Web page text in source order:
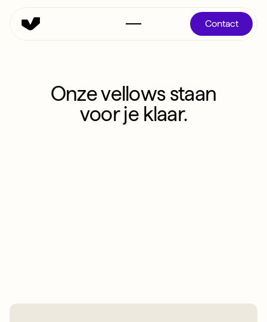
Onze vellows staan
voor je klaar.
Contact